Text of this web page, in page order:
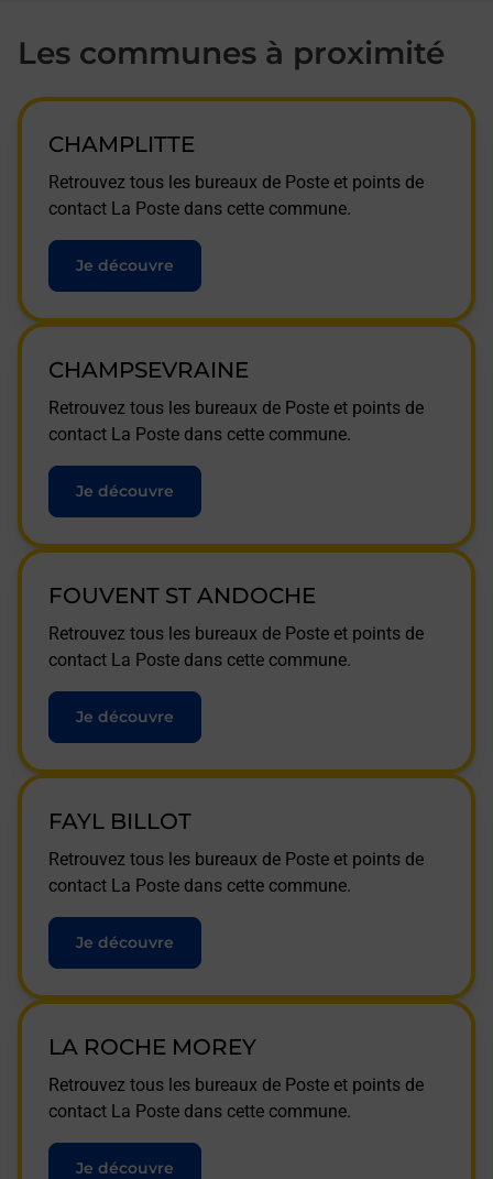
Les communes à proximité
CHAMPLITTE
Retrouvez tous les bureaux de Poste et points de
contact La Poste dans cette commune.
Je découvre
CHAMPSEVRAINE
Retrouvez tous les bureaux de Poste et points de
contact La Poste dans cette commune.
Je découvre
FOUVENT ST ANDOCHE
Retrouvez tous les bureaux de Poste et points de
contact La Poste dans cette commune.
Je découvre
FAYL BILLOT
Retrouvez tous les bureaux de Poste et points de
contact La Poste dans cette commune.
Je découvre
LA ROCHE MOREY
Retrouvez tous les bureaux de Poste et points de
contact La Poste dans cette commune.
Je découvre